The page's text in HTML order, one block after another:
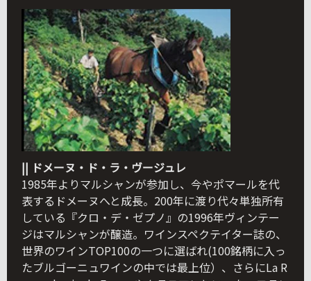
|| ドメーヌ・ド・ラ・ヴージュレ
1985年よりマルシャンが参加し、今やポマールを代
表するドメーヌへと成長。200年に渡り代々単独所有
している『クロ・デ・ゼプノ』の1996年ヴィンテー
ジはマルシャンが醸造。ワインスペクテイター誌の、
世界のワインTOP100の一つに選ばれ(100銘柄に入っ
たブルゴーニュワインの中では最上位）、さらにLa R